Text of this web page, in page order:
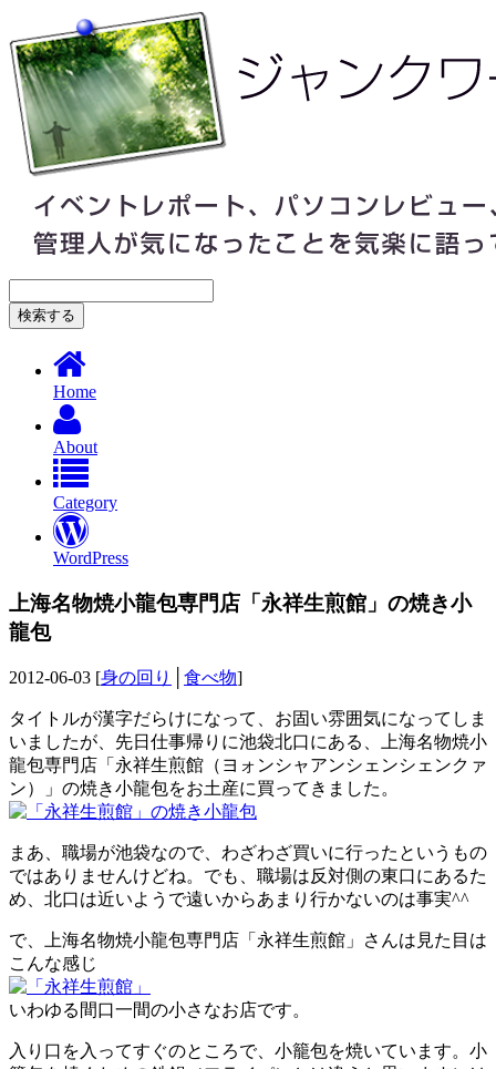
Home
About
Category
WordPress
上海名物焼小龍包専門店「永祥生煎館」の焼き小
龍包
2012-06-03 [身の回り 食べ物]
タイトルが漢字だらけになって、お固い雰囲気になってしま
いましたが、先日仕事帰りに池袋北口にある、上海名物焼小
龍包専門店「永祥生煎館（ヨォンシャアンシェンシェンクァ
ン）」の焼き小龍包をお土産に買ってきました。
まあ、職場が池袋なので、わざわざ買いに行ったというもの
ではありませんけどね。でも、職場は反対側の東口にあるた
め、北口は近いようで遠いからあまり行かないのは事実^^
で、上海名物焼小龍包専門店「永祥生煎館」さんは見た目は
こんな感じ
いわゆる間口一間の小さなお店です。
入り口を入ってすぐのところで、小籠包を焼いています。小